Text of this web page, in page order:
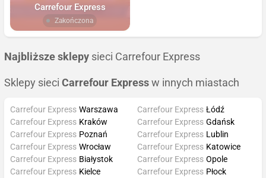
Carrefour Express
Zakończona
Najbliższe sklepy sieci Carrefour Express
Sklepy sieci Carrefour Express w innych miastach
Carrefour Express Warszawa
Carrefour Express Kraków
Carrefour Express Poznań
Carrefour Express Wrocław
Carrefour Express Łódź
Carrefour Express Gdańsk
Carrefour Express Lublin
Carrefour Express Katowice
Carrefour Express Białystok
Carrefour Express Kielce
Carrefour Express Opole
Carrefour Express Płock